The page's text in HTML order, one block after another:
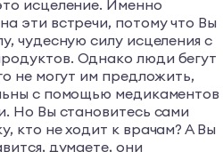
исцеление. Именно
эти встречи, потому что Вы
чудесную силу исцеления с
Однако люди бегут
не могут им предложить,
с помощью медикаментов
Но Вы становитесь сами
кто не ходит к врачам? А Вы
думаете, они